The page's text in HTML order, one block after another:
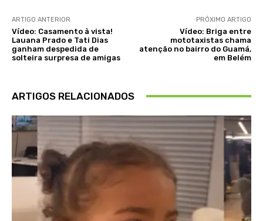
ARTIGO ANTERIOR
Vídeo: Casamento à vista!
Lauana Prado e Tati Dias
ganham despedida de
solteira surpresa de amigas
PRÓXIMO ARTIGO
Vídeo: Briga entre
mototaxistas chama
atenção no bairro do Guamá,
em Belém
ARTIGOS RELACIONADOS